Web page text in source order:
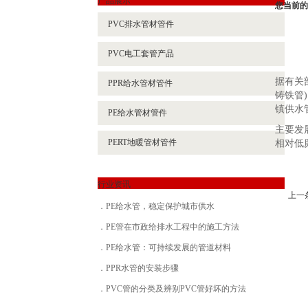
您当前
据有关
铸铁管
镇供水
主要发
相对低
上
PVC排水管材管件
PVC电工套管产品
PPR给水管材管件
PE给水管材管件
PERT地暖管材管件
行业资讯
PE给水管，稳定保护城市供水
PE管在市政给排水工程中的施工方法
PE给水管：可持续发展的管道材料
PPR水管的安装步骤
PVC管的分类及辨别PVC管好坏的方法